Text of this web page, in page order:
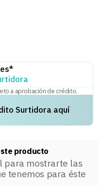
a aprobación de crédito.
Surtidora aquí
producto
para mostrarte las
tenemos para éste